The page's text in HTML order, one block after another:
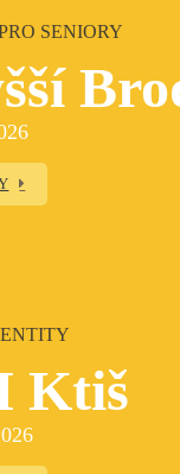
SENIORY
Ktiš